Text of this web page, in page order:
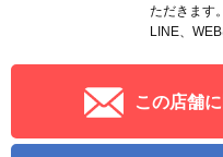
ただきます。
LINE、
この店舗